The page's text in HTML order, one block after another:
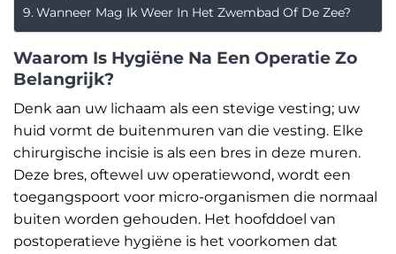
Wanneer Mag Ik Weer In Het Zwembad Of De Zee?
Waarom Is Hygiëne Na Een Operatie Zo
Belangrijk?
Denk aan uw lichaam als een stevige vesting; uw
huid vormt de buitenmuren van die vesting. Elke
chirurgische incisie is als een bres in deze muren.
Deze bres, oftewel uw operatiewond, wordt een
toegangspoort voor micro-organismen die normaal
buiten worden gehouden. Het hoofddoel van
postoperatieve hygiëne is het voorkomen dat